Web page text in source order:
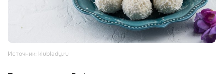
Источник: klublady.ru